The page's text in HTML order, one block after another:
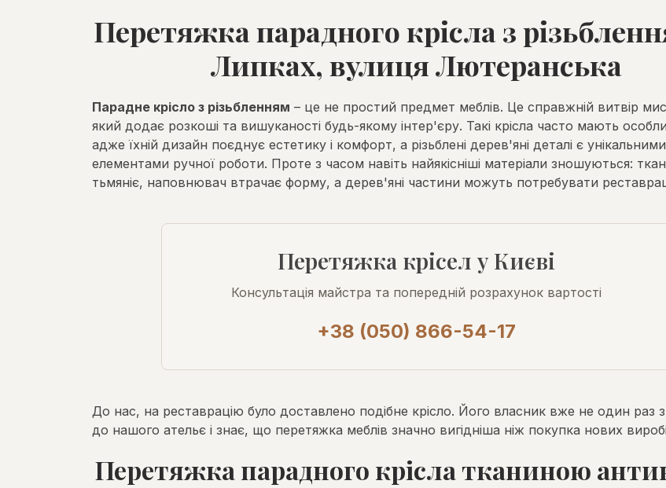
Перетяжка парадного крісла з
Липках, вулиця Лютеранська
Парадне крісло з різьбленням – це не простий предмет меблів. Це справжній витвір
який додає розкоші та вишуканості будь-якому інтер'єру. Такі крісла часто мають
адже їхній дизайн поєднує естетику і комфорт, а різьблені дерев'яні деталі є унікальними
елементами ручної роботи. Проте з часом навіть найякісніші матеріали зношуються:
тьмяніє, наповнювач втрачає форму, а дерев'яні частини можуть потребувати
Перетяжка крісел у Києві
Консультація майстра та попередній розрахунок вартості
+38 (050) 866-54-17
До нас, на реставрацію було доставлено подібне крісло. Його власник вже не один раз
до нашого ательє і знає, що перетяжка меблів значно вигідніша ніж покупка нових
Перетяжка парадного крісла тканиною